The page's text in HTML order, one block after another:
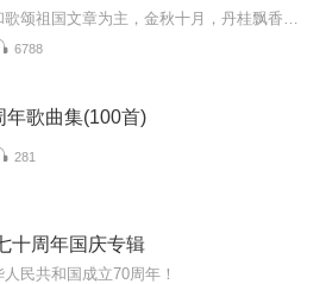
6788
年歌曲集(100首)
281
十周年国庆专辑
民共和国成立70周年！